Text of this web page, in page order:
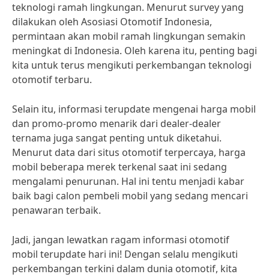
teknologi ramah lingkungan. Menurut survey yang
dilakukan oleh Asosiasi Otomotif Indonesia,
permintaan akan mobil ramah lingkungan semakin
meningkat di Indonesia. Oleh karena itu, penting bagi
kita untuk terus mengikuti perkembangan teknologi
otomotif terbaru.
Selain itu, informasi terupdate mengenai harga mobil
dan promo-promo menarik dari dealer-dealer
ternama juga sangat penting untuk diketahui.
Menurut data dari situs otomotif terpercaya, harga
mobil beberapa merek terkenal saat ini sedang
mengalami penurunan. Hal ini tentu menjadi kabar
baik bagi calon pembeli mobil yang sedang mencari
penawaran terbaik.
Jadi, jangan lewatkan ragam informasi otomotif
mobil terupdate hari ini! Dengan selalu mengikuti
perkembangan terkini dalam dunia otomotif, kita